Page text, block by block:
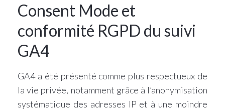
Consent Mode et
conformité RGPD du suivi
GA4
GA4 a été présenté comme plus respectueux de
la vie privée, notamment grâce à l’anonymisation
systématique des adresses IP et à une moindre